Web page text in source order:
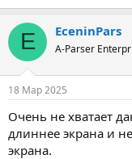
E EceninPars
A-Parser
18 Мар 2025
Очень не хватает
длиннее экрана и
экрана.